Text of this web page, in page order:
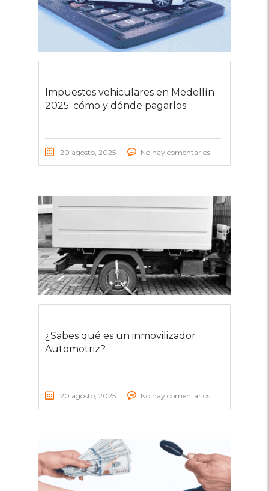
Impuestos vehiculares en Medellín
2025: cómo y dónde pagarlos
20 agosto, 2025 No hay comentarios
¿Sabes qué es un inmovilizador
Automotriz?
20 agosto, 2025 No hay comentarios